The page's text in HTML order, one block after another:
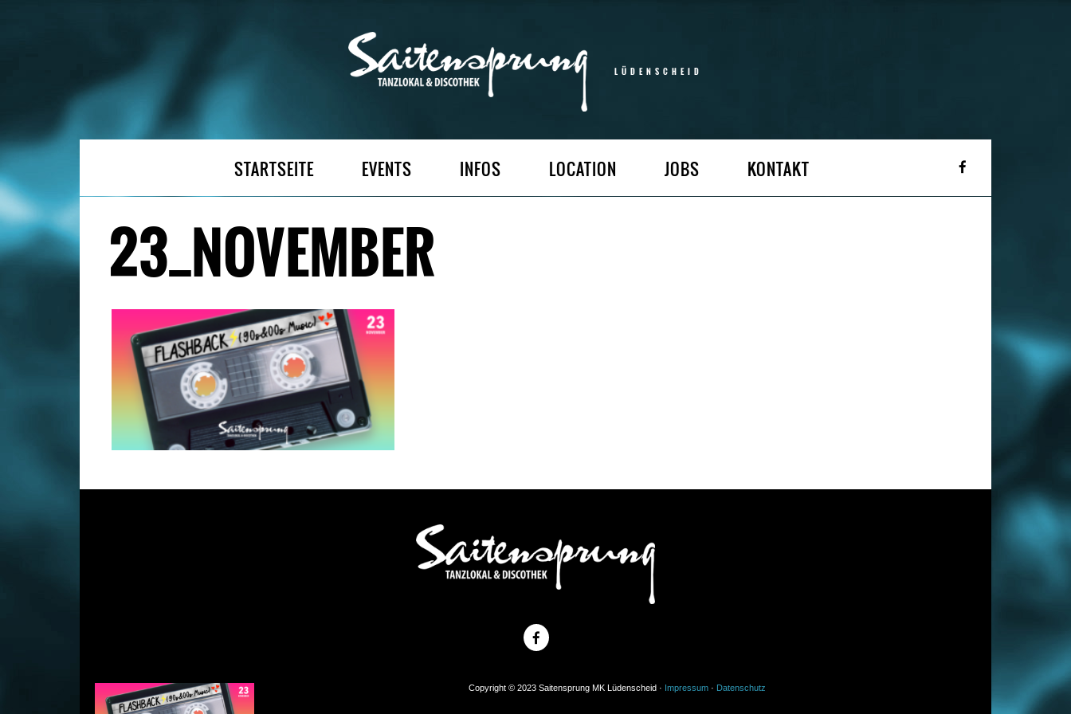
LÜDENSCHEID
STARTSEITE EVENTS INFOS LOCATION JOBS KONTAKT
23_NOVEMBER
Copyright © 2023 Saitensprung MK Lüdenscheid · Impressum · Datenschutz